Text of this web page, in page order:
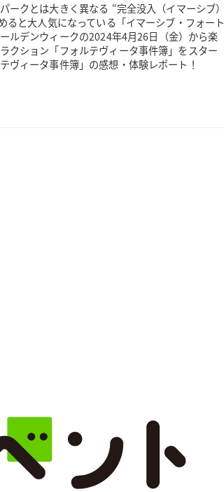
ークとは大きく異なる “完全没入（イマーシブ）
ると大人気になっている「イマーシブ・フォート
ルデンウィークの2024年4月26日（金）から楽
クション「フォルテヴィータ事件簿」をスター
ヴィータ事件簿」の感想・体験レポート！